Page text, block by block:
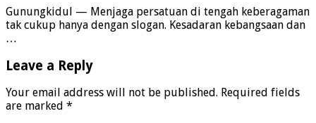
Gunungkidul — Menjaga persatuan di tengah keberagaman
tak cukup hanya dengan slogan. Kesadaran kebangsaan dan
…
Leave a Reply
Your email address will not be published. Required fields
are marked *